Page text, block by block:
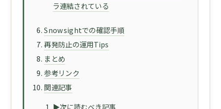
ラ連結されている
Snowsightでの確認手順
再発防止の運用Tips
まとめ
参考リンク
関連記事
▶次に読むべき記事